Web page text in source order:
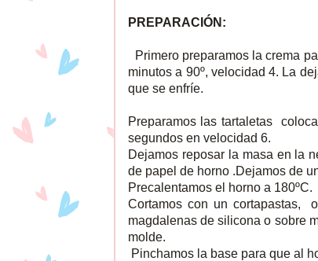
PREPARACIÓN:
Primero preparamos la crema
minutos a 90º, velocidad 4. La
que se enfríe.
Preparamos las tartaletas
segundos en velocidad 6.
Dejamos reposar la masa en la
de papel de horno .Dejamos de
Precalentamos el horno a 180ºC.
Cortamos con un cortapastas,
magdalenas de silicona o sobre
molde.
Pinchamos la base para que al